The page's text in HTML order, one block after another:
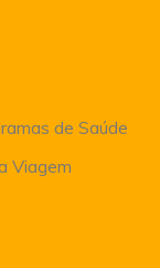
de Saúde
Viagem